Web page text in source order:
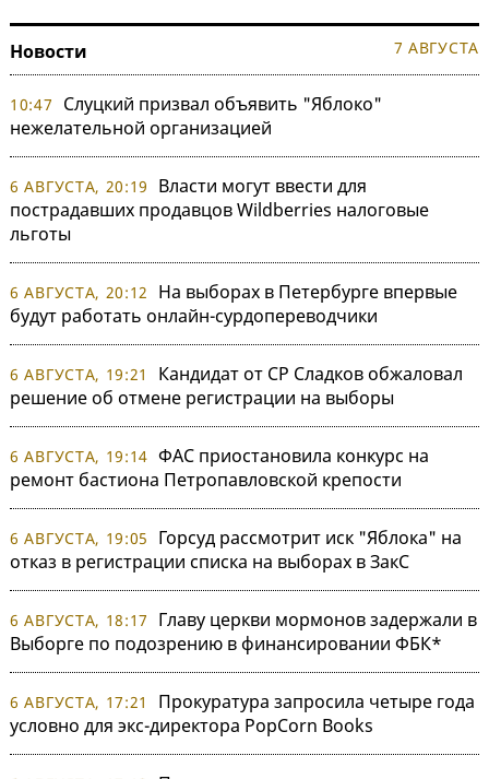
Новости 7 АВГУСТА
10:47
Слуцкий призвал объявить "Яблоко"
нежелательной организацией
6 АВГУСТА, 20:19
Власти могут ввести для
пострадавших продавцов Wildberries налоговые
льготы
6 АВГУСТА, 20:12
На выборах в Петербурге впервые
будут работать онлайн-сурдопереводчики
6 АВГУСТА, 19:21
Кандидат от СР Сладков обжаловал
решение об отмене регистрации на выборы
6 АВГУСТА, 19:14 ФАС приостановила конкурс на
ремонт бастиона Петропавловской крепости
6 АВГУСТА, 19:05
Горсуд рассмотрит иск "Яблока" на
отказ в регистрации списка на выборах в ЗакС
6 АВГУСТА, 18:17
Главу церкви мормонов задержали в
Выборге по подозрению в финансировании ФБК*
6 АВГУСТА, 17:21
Прокуратура запросила четыре года
условно для экс-директора PopCorn Books